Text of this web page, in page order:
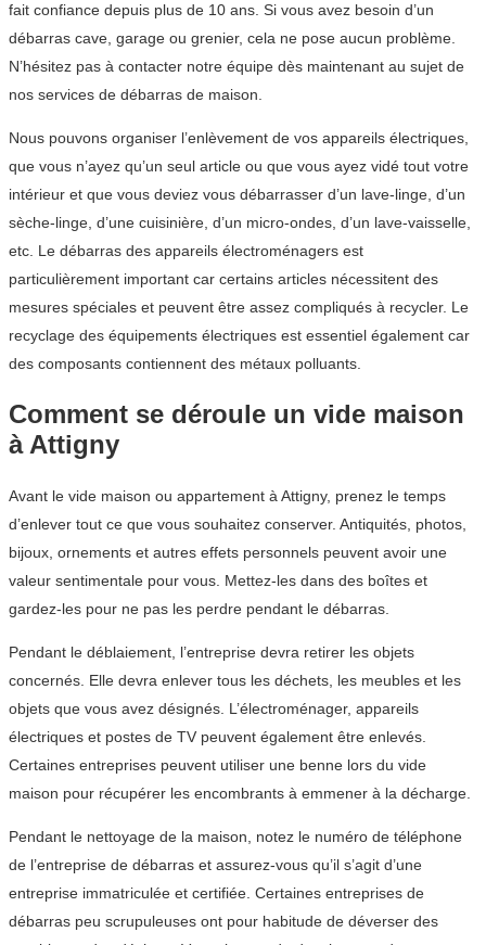
fait confiance depuis plus de 10 ans. Si vous avez besoin d’un
débarras cave, garage ou grenier, cela ne pose aucun problème.
N’hésitez pas à contacter notre équipe dès maintenant au sujet de
nos services de débarras de maison.
Nous pouvons organiser l’enlèvement de vos appareils électriques,
que vous n’ayez qu’un seul article ou que vous ayez vidé tout votre
intérieur et que vous deviez vous débarrasser d’un lave-linge, d’un
sèche-linge, d’une cuisinière, d’un micro-ondes, d’un lave-vaisselle,
etc. Le débarras des appareils électroménagers est
particulièrement important car certains articles nécessitent des
mesures spéciales et peuvent être assez compliqués à recycler. Le
recyclage des équipements électriques est essentiel également car
des composants contiennent des métaux polluants.
Comment se déroule un vide maison
à Attigny
Avant le vide maison ou appartement à Attigny, prenez le temps
d’enlever tout ce que vous souhaitez conserver. Antiquités, photos,
bijoux, ornements et autres effets personnels peuvent avoir une
valeur sentimentale pour vous. Mettez-les dans des boîtes et
gardez-les pour ne pas les perdre pendant le débarras.
Pendant le déblaiement, l’entreprise devra retirer les objets
concernés. Elle devra enlever tous les déchets, les meubles et les
objets que vous avez désignés. L’électroménager, appareils
électriques et postes de TV peuvent également être enlevés.
Certaines entreprises peuvent utiliser une benne lors du vide
maison pour récupérer les encombrants à emmener à la décharge.
Pendant le nettoyage de la maison, notez le numéro de téléphone
de l’entreprise de débarras et assurez-vous qu’il s’agit d’une
entreprise immatriculée et certifiée. Certaines entreprises de
débarras peu scrupuleuses ont pour habitude de déverser des